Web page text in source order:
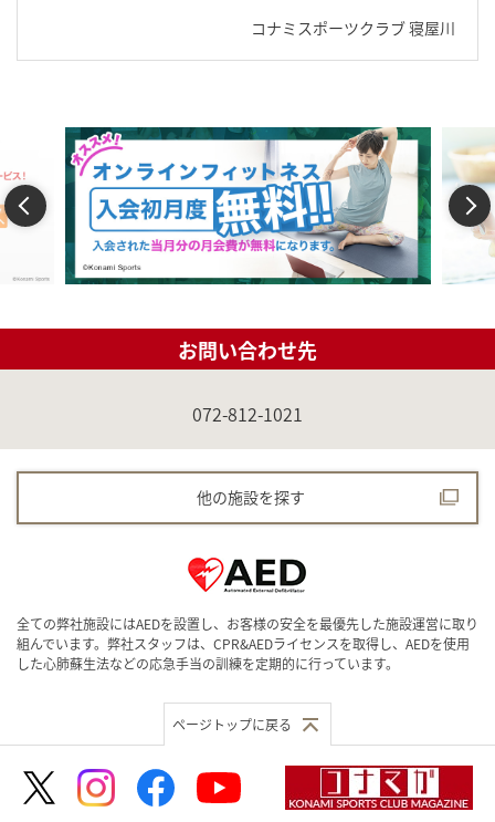
コナミスポーツクラブ 寝屋川
Previous Next
お問い合わせ先
072-812-1021
他の施設を探す
全ての弊社施設にはAEDを設置し、お客様の安全を最優先した施設運営に取り
組んでいます。弊社スタッフは、CPR&AEDライセンスを取得し、AEDを使用
した心肺蘇生法などの応急手当の訓練を定期的に行っています。
ページトップに戻る